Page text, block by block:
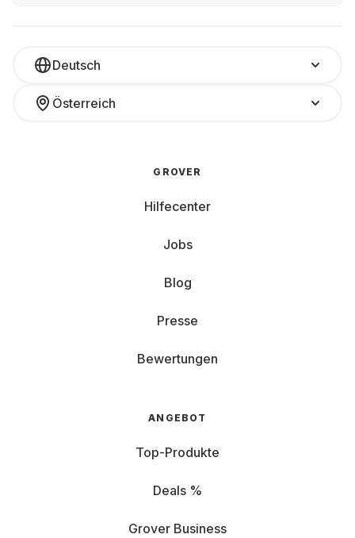
Deutsch
Österreich
GROVER
Hilfecenter
Jobs
Blog
Presse
Bewertungen
ANGEBOT
Top-Produkte
Deals %
Grover Business